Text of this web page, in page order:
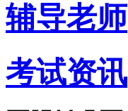
辅导老师
考试资讯